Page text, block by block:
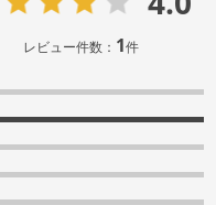
レビュー件数： 1件